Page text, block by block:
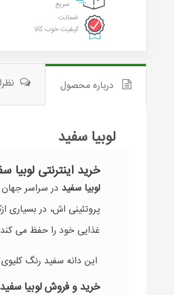
سریع
ضمانت
کیفیت خوب کالا
درباره محصول
لوبیا سفید
خرید اینترنتی
لوبیا سفید در سراسر جهان
پروتئینی اش، در بسیاری
غذایی خود را حفظ می کند
این دانه سفید رنگ
خرید و فروش لوبیا سفید